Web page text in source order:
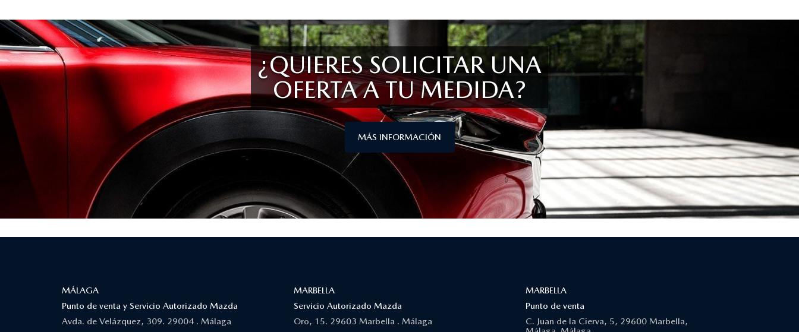
¿QUIERES SOLICITAR UNA
OFERTA A TU MEDIDA?
MÁS INFORMACIÓN
MÁLAGA
Punto de venta y Servicio Autorizado Mazda
Avda. de Velázquez, 309. 29004 . Málaga
MARBELLA
Servicio Autorizado Mazda
Oro, 15. 29603 Marbella . Málaga
MARBELLA
Punto de venta
C. Juan de la Cierva, 5, 29600 Marbella,